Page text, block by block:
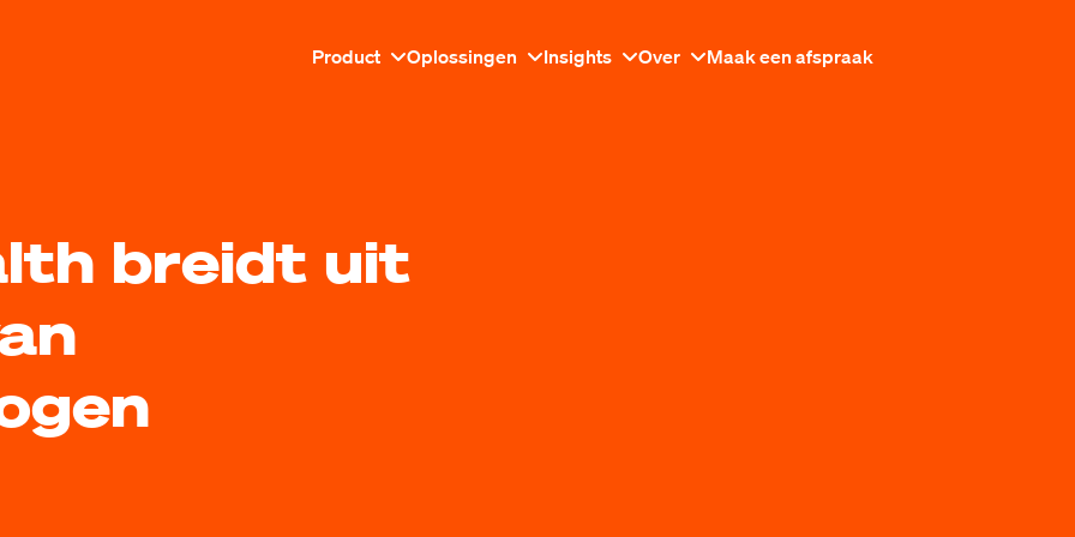
Product
Oplossingen Insights Over Maak een afspraak
breidt uit